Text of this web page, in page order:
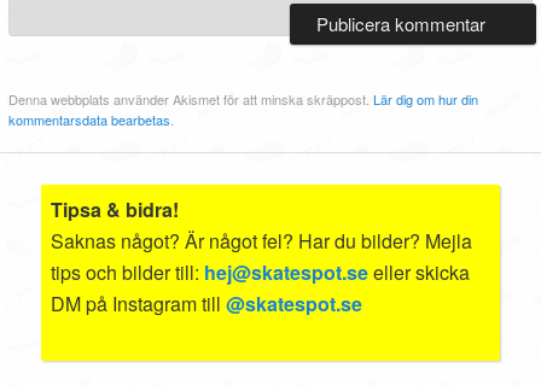
Denna webbplats använder Akismet för att minska skräppost.Lär dig om hur din
kommentarsdata bearbetas
Tipsa & bidra!
Saknas något? Är något fel? Har du bilder? Mejla
tips och bilder till: hej@skatespot.seeller skicka
DM på Instagram till@skatespot.se